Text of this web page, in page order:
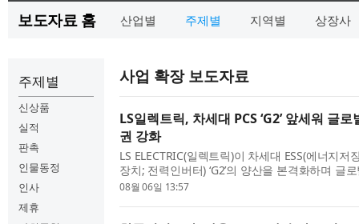
보도자료 홈 산업별 주제별 지역별 상장사
주제별
신상품
실적
판촉
인물동정
인사
제휴
사업 확장 보도자료
LS일렉트릭, 차세대 PCS ‘G2’ 앞세워 글로
권 강화
LS ELECTRIC(일렉트릭)이 차세대 ESS(에너지저
장치; 전력인버터) ‘G2’의 양산을 본격화하며 글
를 낸다. LS일렉트릭은 지난 5일 충남 천안사업
08월 06일 13:57